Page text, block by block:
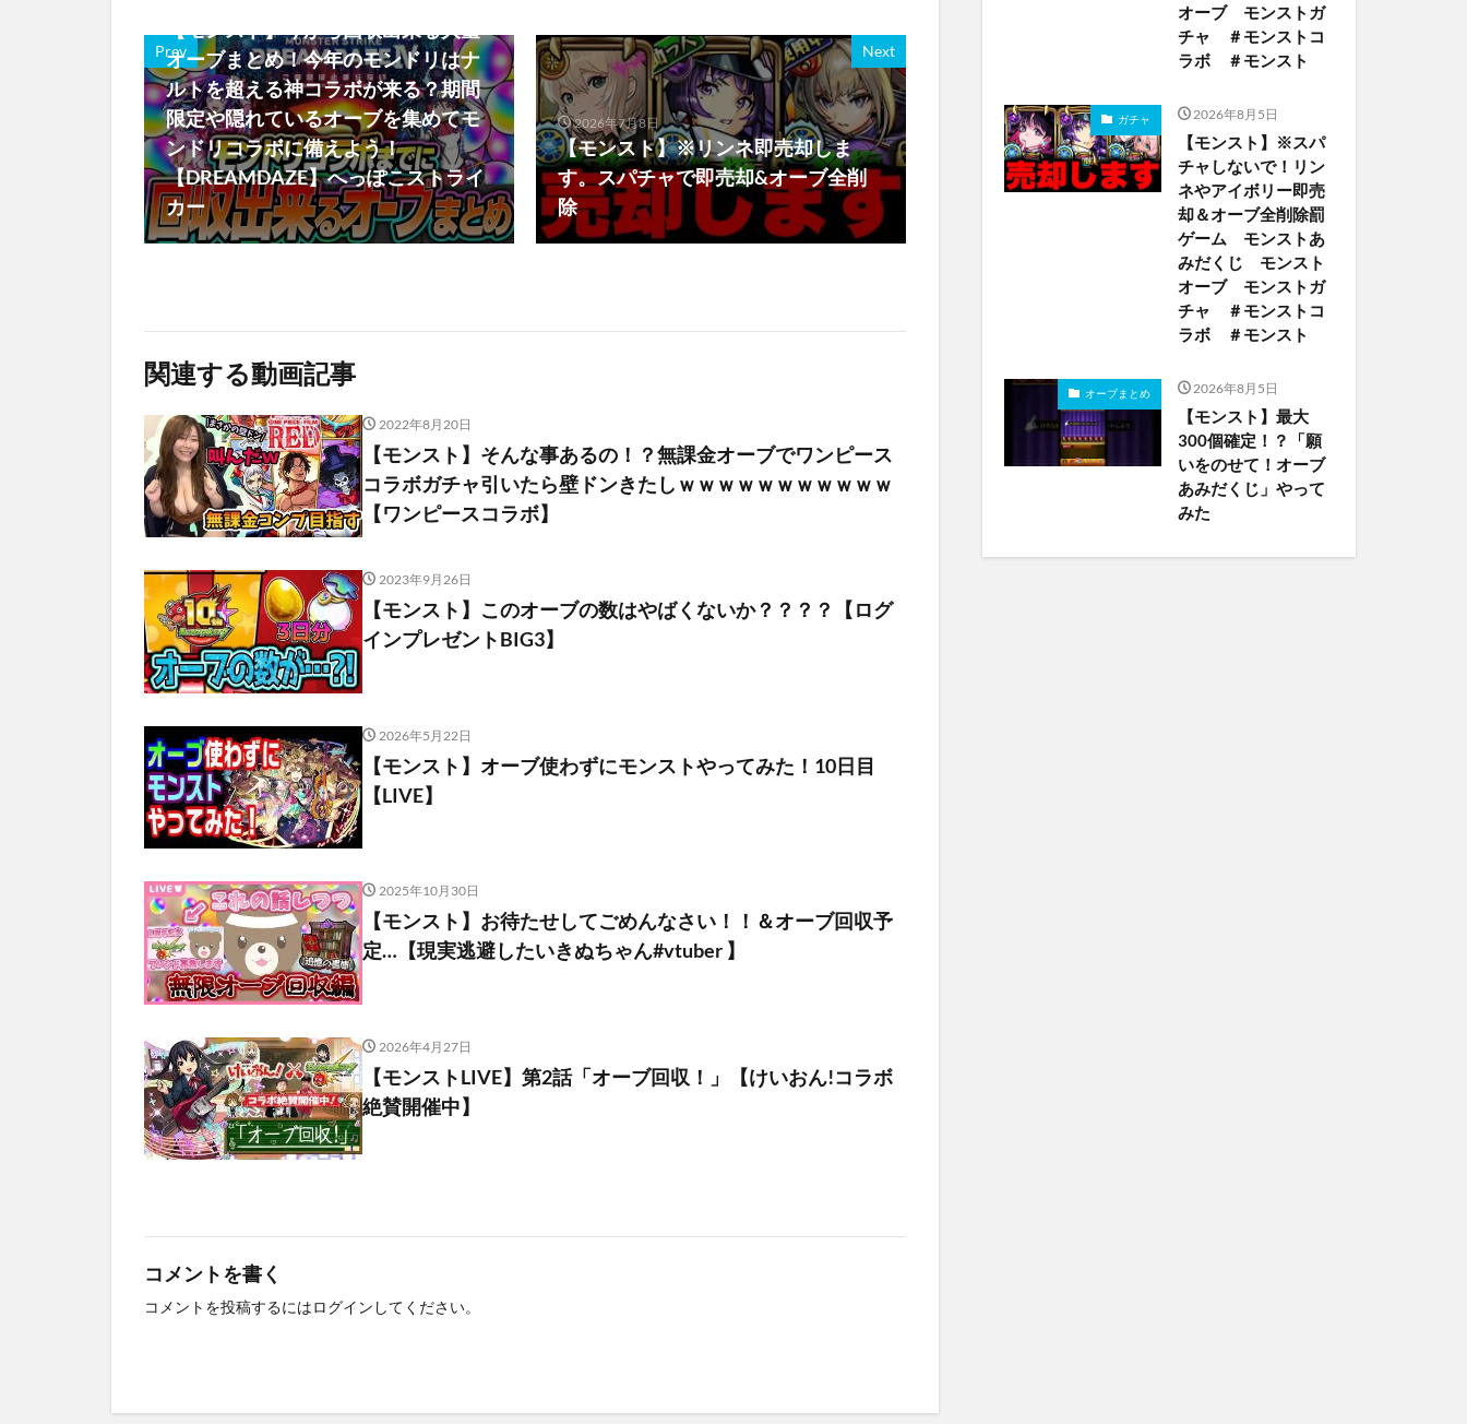
Prev
【モンスト】今から回収出来る大量
オーブまとめ！今年のモンドリはナ
ルトを超える神コラボが来る？期間
限定や隠れているオーブを集めてモ
ンドリコラボに備えよう！
【DREAMDAZE】へっぽこストライ
カー
Next
2026年7月8日
【モンスト】※リンネ即売却しま
す。スパチャで即売却&オーブ全削
除
関連する動画記事
2022年8月20日
【モンスト】そんな事あるの！？無課金オーブでワンピース
コラボガチャ引いたら壁ドンきたしｗｗｗｗｗｗｗｗｗｗｗ
【ワンピースコラボ】
2023年9月26日
【モンスト】このオーブの数はやばくないか？？？？【ログ
インプレゼントBIG3】
2026年5月22日
【モンスト】オーブ使わずにモンストやってみた！10日目
【LIVE】
2025年10月30日
【モンスト】お待たせしてごめんなさい！！＆オーブ回収予
定…【現実逃避したいきぬちゃん#vtuber 】
2026年4月27日
【モンストLIVE】第2話「オーブ回収！」【けいおん!コラボ
絶賛開催中】
コメントを書く
コメントを投稿するにはログイン してください。
オーブ モンストガ
チャ ＃モンストコ
ラボ ＃モンスト
ガチャ 2026年8月5日
【モンスト】※スパ
チャしないで！リン
ネやアイボリー即売
却＆オーブ全削除罰
ゲーム モンストあ
みだくじ モンスト
オーブ モンストガ
チャ ＃モンストコ
ラボ ＃モンスト
オーブまとめ 2026年8月5日
【モンスト】最大
300個確定！？「願
いをのせて！オーブ
あみだくじ」やって
みた